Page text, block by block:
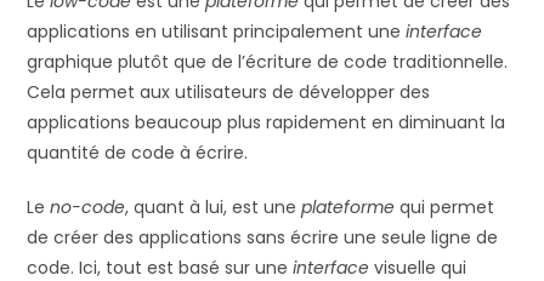
applications en utilisant principalement uneinterface
graphique plutôt que de l’écriture de code traditionnelle.
Cela permet aux utilisateurs de développer des
applications beaucoup plus rapidement en diminuant la
quantité de code à écrire.
Leno-code, quant à lui, est uneplateforme qui permet
de créer des applications sans écrire une seule ligne de
code. Ici, tout est basé sur uneinterface visuelle qui